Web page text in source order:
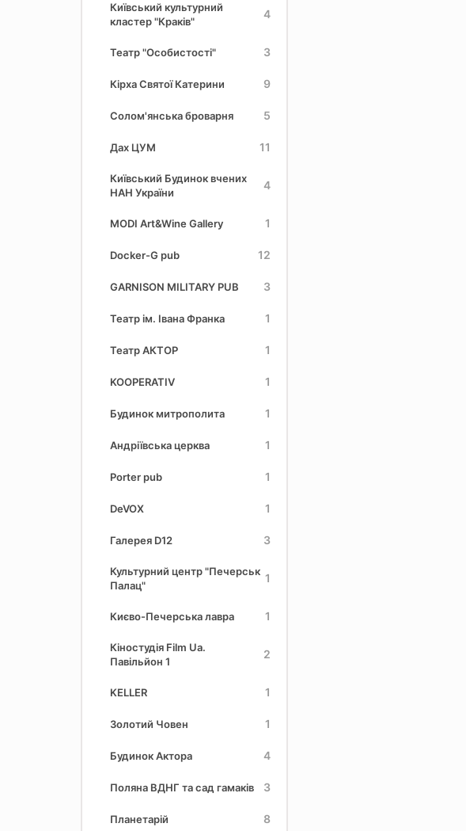
Київський культурний
кластер "Краків"
4
Театр "Особистості" 3
Кірха Святої Катерини 9
Солом'янська броварня 5
Дах ЦУМ 11
Київський Будинок вчених
НАН України
4
MODI Art&Wine Gallery 1
Docker-G pub 12
GARNISON MILITARY PUB 3
Театр ім. Івана Франка 1
Театр АКТОР 1
KOOPERATIV 1
Будинок митрополита 1
Андріївська церква 1
Porter pub 1
DeVOX 1
Галерея D12 3
Культурний центр "Печерськ
Палац"
1
Києво-Печерська лавра 1
Кіностудія Film Ua.
Павільйон 1
2
KELLER 1
Золотий Човен 1
Будинок Актора 4
Поляна ВДНГ та сад гамаків 3
Планетарій 8